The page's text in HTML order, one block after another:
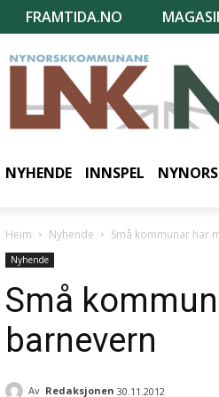
FRAMTIDA.NO
NYHENDE INNSPEL
Heim Nyhende Små kommunar har
Nyhende
Små
barnevern
Av Redaksjonen 30.11.2012